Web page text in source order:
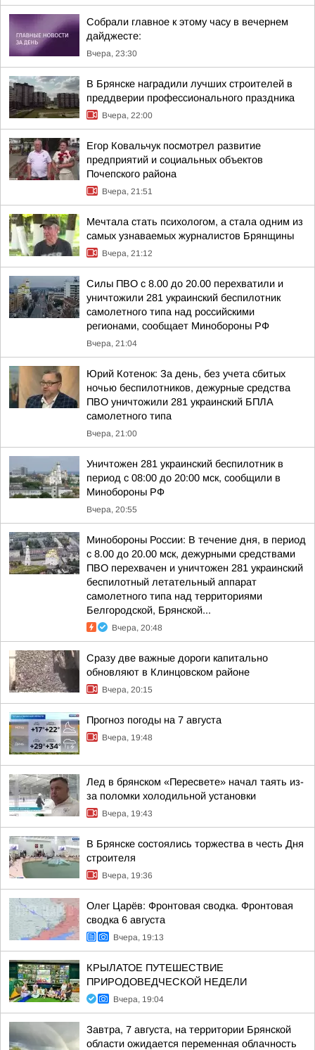
Собрали главное к этому часу в вечернем
дайджесте:
Вчера, 23:30
В Брянске наградили лучших строителей в
преддверии профессионального праздника
Вчера, 22:00
Егор Ковальчук посмотрел развитие
предприятий и социальных объектов
Почепского района
Вчера, 21:51
Мечтала стать психологом, а стала одним из
самых узнаваемых журналистов Брянщины
Вчера, 21:12
Силы ПВО с 8.00 до 20.00 перехватили и
уничтожили 281 украинский беспилотник
самолетного типа над российскими
регионами, сообщает Минобороны РФ
Вчера, 21:04
Юрий Котенок: За день, без учета сбитых
ночью беспилотников, дежурные средства
ПВО уничтожили 281 украинский БПЛА
самолетного типа
Вчера, 21:00
Уничтожен 281 украинский беспилотник в
период с 08:00 до 20:00 мск, сообщили в
Минобороны РФ
Вчера, 20:55
Минобороны России: В течение дня, в период
с 8.00 до 20.00 мск, дежурными средствами
ПВО перехвачен и уничтожен 281 украинский
беспилотный летательный аппарат
самолетного типа над территориями
Белгородской, Брянской...
Вчера, 20:48
Сразу две важные дороги капитально
обновляют в Клинцовском районе
Вчера, 20:15
Прогноз погоды на 7 августа
Вчера, 19:48
Лед в брянском «Пересвете» начал таять из-
за поломки холодильной установки
Вчера, 19:43
В Брянске состоялись торжества в честь Дня
строителя
Вчера, 19:36
Олег Царёв: Фронтовая сводка. Фронтовая
сводка 6 августа
Вчера, 19:13
КРЫЛАТОЕ ПУТЕШЕСТВИЕ
ПРИРОДОВЕДЧЕСКОЙ НЕДЕЛИ
Вчера, 19:04
Завтра, 7 августа, на территории Брянской
области ожидается переменная облачность